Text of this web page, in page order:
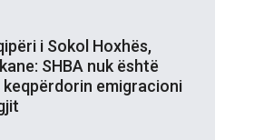
i Sokol Hoxhës,
SHBA nuk është
emigracioni